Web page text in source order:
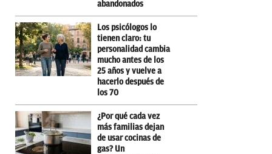
abandonados
Los psicólogos lo
tienen claro: tu
personalidad cambia
mucho antes de los
25 años y vuelve a
hacerlo después de
los 70
¿Por qué cada vez
más familias dejan
de usar cocinas de
gas? Un